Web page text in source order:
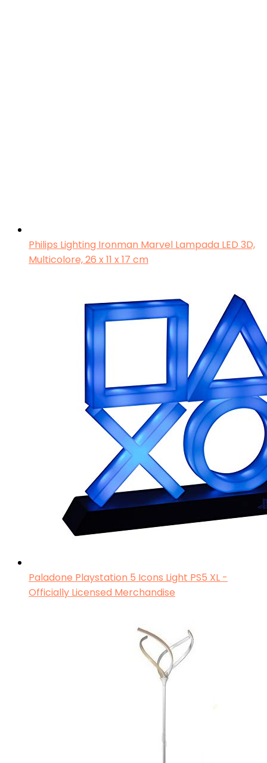
Philips Lighting Ironman Marvel Lampada LED 3D,
Multicolore, 26 x 11 x 17 cm
Paladone Playstation 5 Icons Light PS5 XL -
Officially Licensed Merchandise